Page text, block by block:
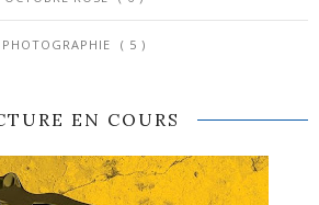
PHOTOGRAPHIE ( 5 )
EN COURS